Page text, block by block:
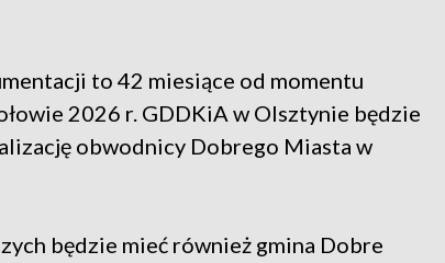
to 42 miesiące od momentu
2026 r. GDDKiA w Olsztynie będzie
obwodnicy Dobrego Miasta w
będzie mieć również gmina Dobre